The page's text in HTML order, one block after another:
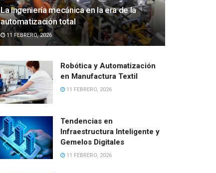
La ingeniería mecánica en la era de la
automatización total
11 FEBRERO, 2026
Robótica y Automatización
en Manufactura Textil
11 FEBRERO, 2026
Tendencias en
Infraestructura Inteligente y
Gemelos Digitales
11 FEBRERO, 2026